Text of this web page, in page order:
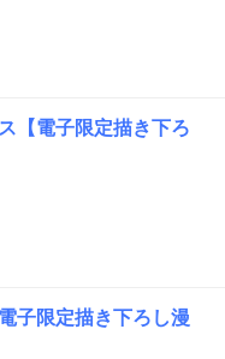
【電子限定描き下ろ
子限定描き下ろし漫